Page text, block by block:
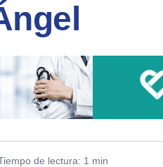
de lectura: 1 min